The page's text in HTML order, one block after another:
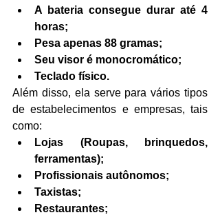
A bateria consegue durar até 4
horas;
Pesa apenas 88 gramas;
Seu visor é monocromático;
Teclado físico.
Além disso, ela serve para vários tipos
de estabelecimentos e empresas, tais
como:
Lojas (Roupas, brinquedos,
ferramentas);
Profissionais autônomos;
Taxistas;
Restaurantes;